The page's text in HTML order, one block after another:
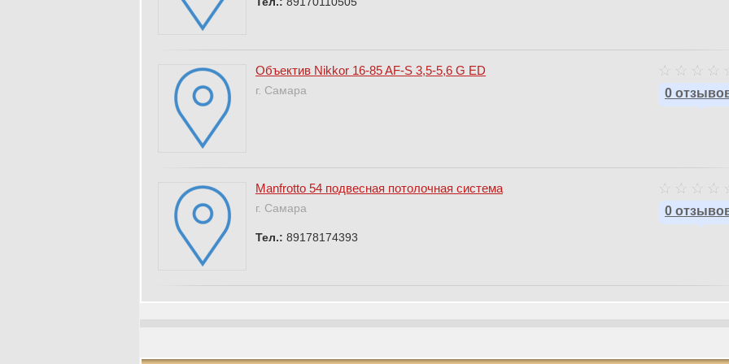
0
Объектив Nikkor 16-85 AF-S 3,5-5,6 G ED
г. Самара
0
Manfrotto 54 подвесная потолочная система
г. Самара
Тел.: 89178174393